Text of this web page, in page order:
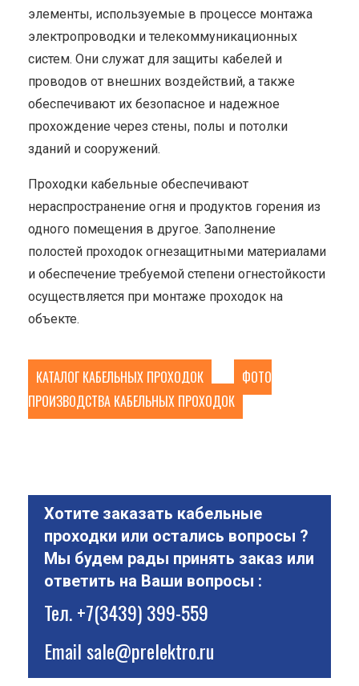
элементы, используемые в процессе монтажа
электропроводки и телекоммуникационных
систем. Они служат для защиты кабелей и
проводов от внешних воздействий, а также
обеспечивают их безопасное и надежное
прохождение через стены, полы и потолки
зданий и сооружений.
Проходки кабельные обеспечивают
нераспространение огня и продуктов горения из
одного помещения в другое. Заполнение
полостей проходок огнезащитными материалами
и обеспечение требуемой степени огнестойкости
осуществляется при монтаже проходок на
объекте.
КАТАЛОГ КАБЕЛЬНЫХ ПРОХОДОК
ФОТО
ПРОИЗВОДСТВА КАБЕЛЬНЫХ ПРОХОДОК
Хотите заказать кабельные
проходки или остались вопросы ?
Мы будем рады принять заказ или
ответить на Ваши вопросы :
Тел.+7(3439) 399-559
Emailsale@prelektro.ru